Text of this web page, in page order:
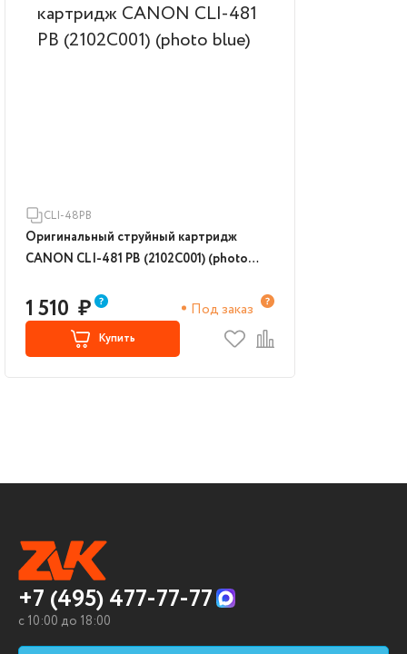
CLI-48PB
Оригинальный струйный картридж
CANON CLI-481 PB (2102C001) (photo
1 510 ₽ Под заказ
Купить
+7 (495) 477-77-77
c 10:00 до 18:00